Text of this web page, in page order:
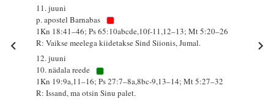
11. juuni
p. apostel Barnabas
1Kn 18:41–46; Ps 65:10abcde,10f-11,12–13; Mt 5:20–26
R: Vaikse meelega kiidetakse Sind Siionis, Jumal.
12. juuni
10. nädala reede
1Kn 19:9a,11–16; Ps 27:7–8a,8bc-9,13–14; Mt 5:27–32
R: Issand, ma otsin Sinu palet.